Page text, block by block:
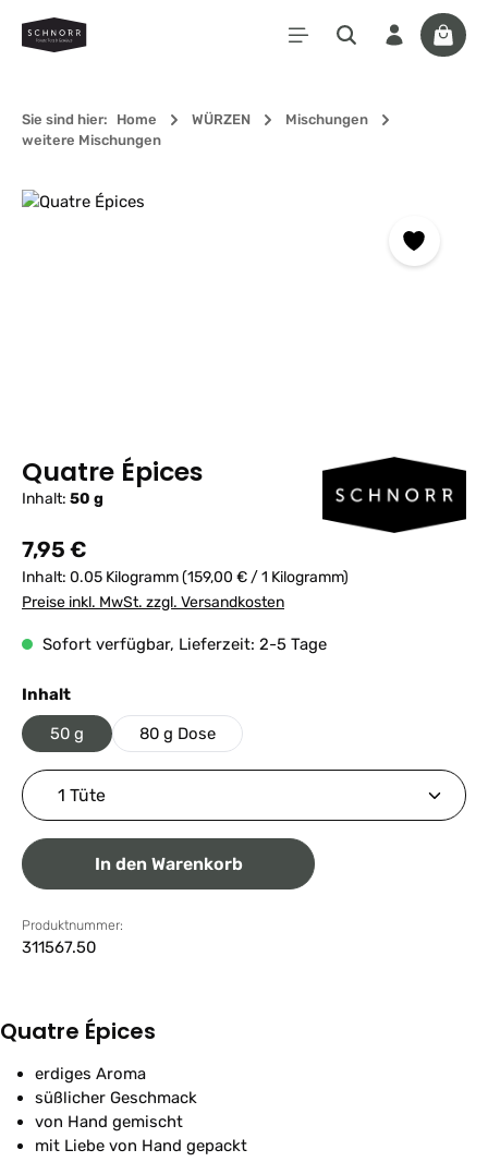
Zum Hauptinhalt springen
Sie sind hier: Home WÜRZEN
Mischungen
weitere Mischungen
Bildergalerie überspringen
Quatre Épices
Inhalt: 50 g
Regulärer Preis:
7,95 €
Inhalt: 0.05 Kilogramm(159,00 € / 1 Kilogramm)
Preise inkl. MwSt. zzgl. Versandkosten
Sofort verfügbar, Lieferzeit: 2-5 Tage
Inhaltauswählen
50 g 80 g Dose
Produkt Anzahl: Gib den gewünschten Wert ein
In den Warenkorb
Produktnummer:
311567.50
Quatre Épices
erdiges Aroma
süßlicher Geschmack
von Hand gemischt
mit Liebe von Hand gepackt